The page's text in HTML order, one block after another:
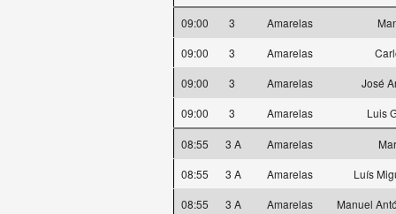
09:00 3 Amarelas
09:00
3 Amarelas
09:00
3 Amarelas
José
09:00
3 Amarelas Luis
08:55 3 A Amarelas
08:55
3 A Amarelas
Luís
08:55
3 A Amarelas
Manuel